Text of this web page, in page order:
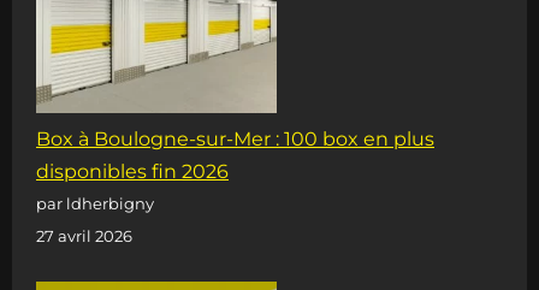
Box à Boulogne-sur-Mer : 100 box en plus
disponibles fin 2026
par ldherbigny
27 avril 2026